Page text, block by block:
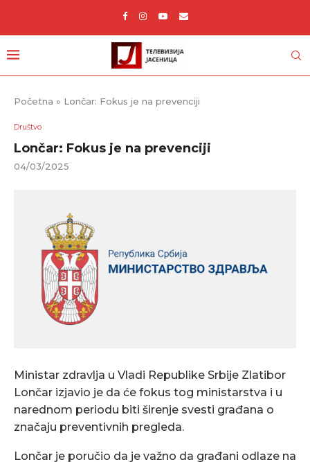
Početna » Lončar: Fokus je na prevenciji
Društvo
Lončar: Fokus je na prevenciji
04/03/2025
Ministar zdravlja u Vladi Republike Srbije Zlatibor
Lončar izjavio je da će fokus tog ministarstva i u
narednom periodu biti širenje svesti građana o
značaju preventivnih pregleda.
Lončar je poručio da je važno da građani odlaze na